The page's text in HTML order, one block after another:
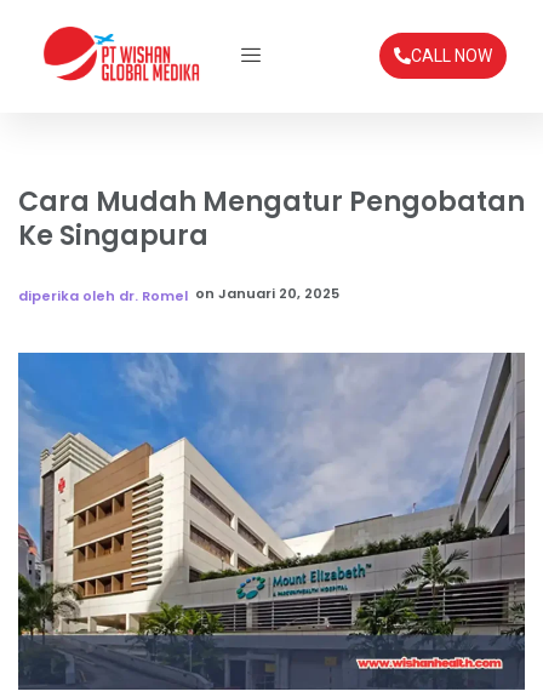
CALL NOW
Cara Mudah Mengatur Pengobatan
Ke Singapura
diperika oleh dr. Romel on Januari 20, 2025